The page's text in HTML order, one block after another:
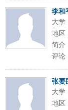
李和
大学
地区
简介
评论
张要
大学
地区